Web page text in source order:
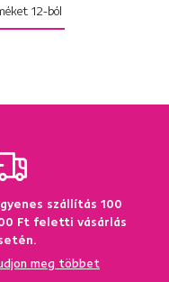
12-ból
szállítás 100
Ft feletti vásárlás
meg többet